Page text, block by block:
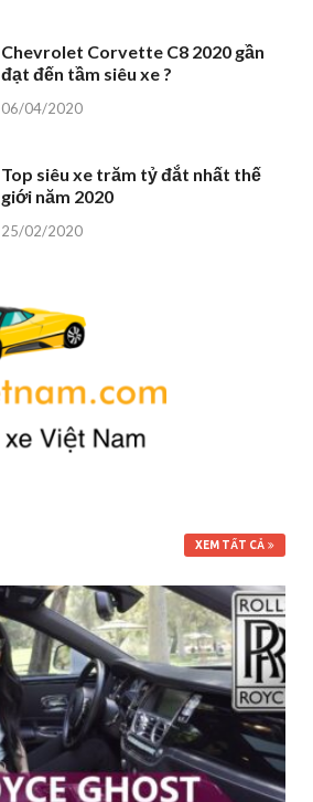
Chevrolet Corvette C8 2020 gần
đạt đến tầm siêu xe ?
06/04/2020
Top siêu xe trăm tỷ đắt nhất thế
giới năm 2020
25/02/2020
XEM TẤT CẢ